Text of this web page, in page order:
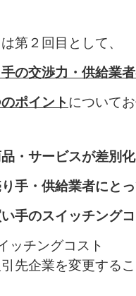
第２回目として、
の交渉力・供給業
ポイントについて
・サービスが差別化
手・供給業者にとっ
手のスイッチングコ
ッチングコスト
先企業を変更するこ